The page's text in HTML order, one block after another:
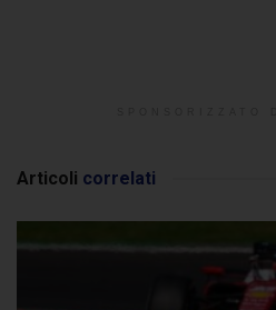
Articoli correlati